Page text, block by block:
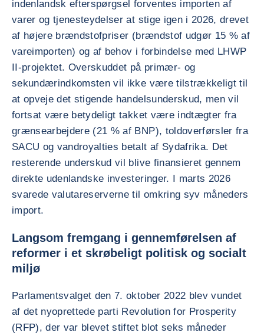
indenlandsk efterspørgsel forventes importen af
varer og tjenesteydelser at stige igen i 2026, drevet
af højere brændstofpriser (brændstof udgør 15 % af
vareimporten) og af behov i forbindelse med LHWP
II-projektet. Overskuddet på primær- og
sekundærindkomsten vil ikke være tilstrækkeligt til
at opveje det stigende handelsunderskud, men vil
fortsat være betydeligt takket være indtægter fra
grænsearbejdere (21 % af BNP), toldoverførsler fra
SACU og vandroyalties betalt af Sydafrika. Det
resterende underskud vil blive finansieret gennem
direkte udenlandske investeringer. I marts 2026
svarede valutareserverne til omkring syv måneders
import.
Langsom fremgang i gennemførelsen af
reformer i et skrøbeligt politisk og socialt
miljø
Parlamentsvalget den 7. oktober 2022 blev vundet
af det nyoprettede parti Revolution for Prosperity
(RFP), der var blevet stiftet blot seks måneder